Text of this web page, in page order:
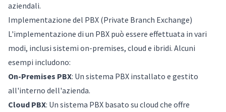
aziendali.
Implementazione del PBX (Private Branch Exchange)
L'implementazione di un PBX può essere effettuata in vari
modi, inclusi sistemi on-premises, cloud e ibridi. Alcuni
esempi includono:
On-Premises PBX: Un sistema PBX installato e gestito
all'interno dell'azienda.
Cloud PBX: Un sistema PBX basato su cloud che offre